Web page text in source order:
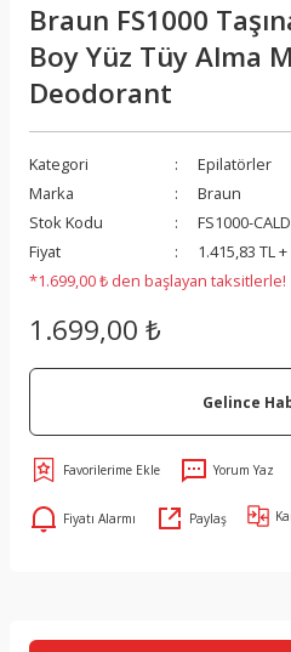
Braun FS1000
Boy Yüz Tüy Alma
Deodorant
Kategori
Epilatörler
Marka
Braun
Stok Kodu
FS1000-
Fiyat
1.415,83 TL +
*1.699,00 ₺ den başlayan taksitlerle!
1.699,00 ₺
Gelince
Yorum Yaz
Fiyatı Alarmı Paylaş